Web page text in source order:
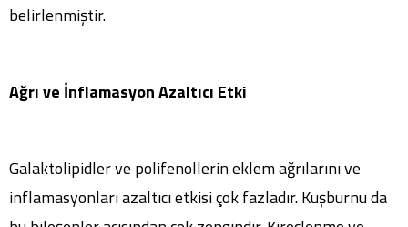
belirlenmiştir.
Ağrı ve İnflamasyon Azaltıcı Etki
Galaktolipidler ve polifenollerin eklem ağrılarını ve
inflamasyonları azaltıcı etkisi çok fazladır. Kuşburnu da